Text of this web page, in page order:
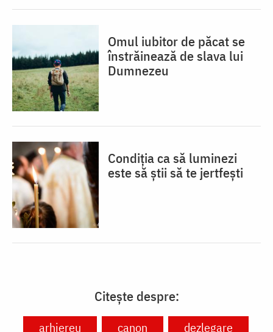
Omul iubitor de păcat se
înstrăinează de slava lui
Dumnezeu
Condiția ca să luminezi
este să știi să te jertfești
Citește despre:
arhiereu canon
dezlegare